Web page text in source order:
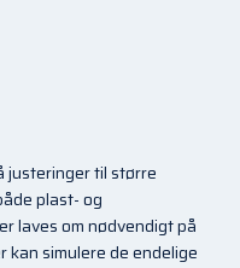
til større
plast- og
laves om nødvendigt på
kan simulere de endelige